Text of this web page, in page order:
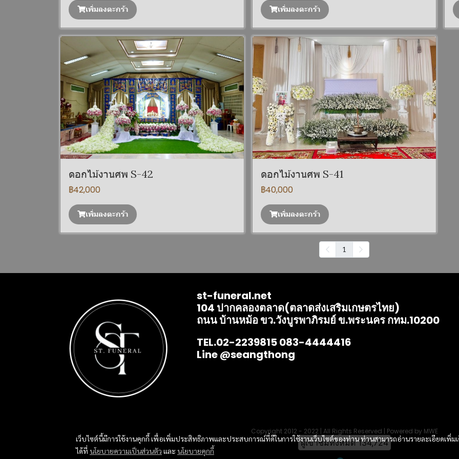
เพิ่มลงตะกร้า เพิ่มลงตะกร้า
ดอกไม้งานศพ S-42
฿42,000
เพิ่มลงตะกร้า
ดอกไม้งานศพ S-41
฿40,000
เพิ่มลงตะกร้า
1
เว็บไซต์นี้มีการใช้งานคุกกี้ เพื่อเพิ่มประสิทธิภาพและประสบการณ์ที่ดีในการใช้งานเว็บไซต์ของท่าน ท่านสามารถอ่านรายละเอียดเพิ่ม
ได้ที่ นโยบายความเป็นส่วนตัว และ นโยบายคุกกี้
st-funeral.net
104 ปากคลองตลาด(ตลาดส่งเสริมเกษตรไทย)
ถนน บ้านหม้อ ขว.วังบูรพาภิรมย์ ข.พระนคร กทม.10200
TEL.02-2239815 083-4444416
Line @seangthong
Copyright 2012 - 2022 | All Rights Reserved | Powered by MWE
ผู้เข้าชมวันนี้19